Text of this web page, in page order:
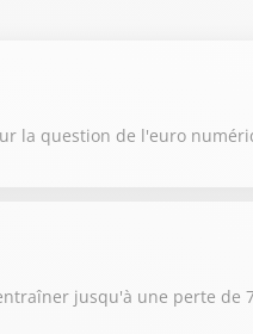
la question de l'euro
jusqu'à une perte de